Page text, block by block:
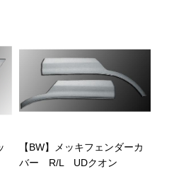
【BW】メッキフェンダーカ
バー R/L UDクオン